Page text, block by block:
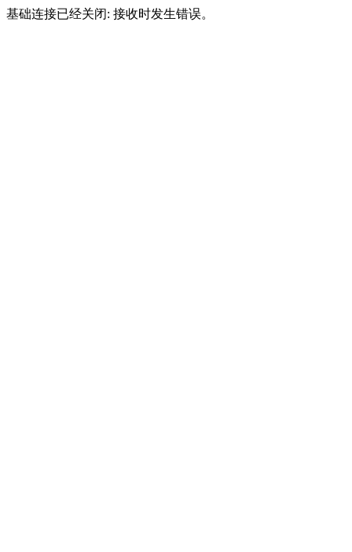
基础连接已经关闭: 接收时发生错误。